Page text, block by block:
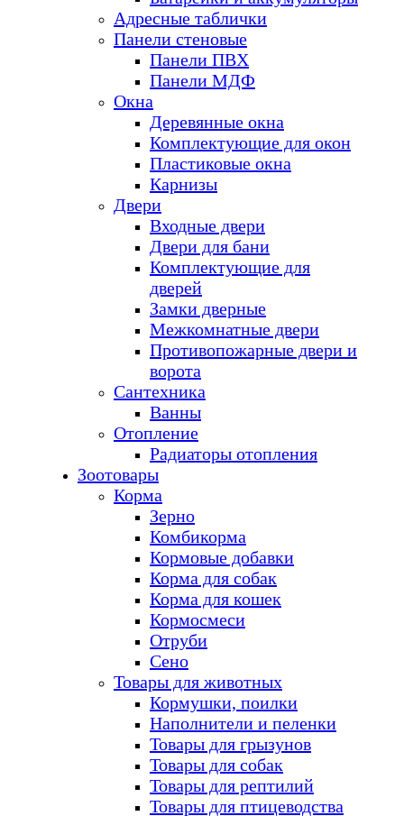
Адресные таблички
Панели стеновые
Панели ПВХ
Панели МДФ
Окна
Деревянные окна
Комплектующие для окон
Пластиковые окна
Карнизы
Двери
Входные двери
Двери для бани
Комплектующие для
дверей
Замки дверные
Межкомнатные двери
Противопожарные двери и
ворота
Сантехника
Ванны
Отопление
Радиаторы отопления
Зоотовары
Корма
Зерно
Комбикорма
Кормовые добавки
Корма для собак
Корма для кошек
Кормосмеси
Отруби
Сено
Товары для животных
Кормушки, поилки
Наполнители и пеленки
Товары для грызунов
Товары для собак
Товары для рептилий
Товары для птицеводства